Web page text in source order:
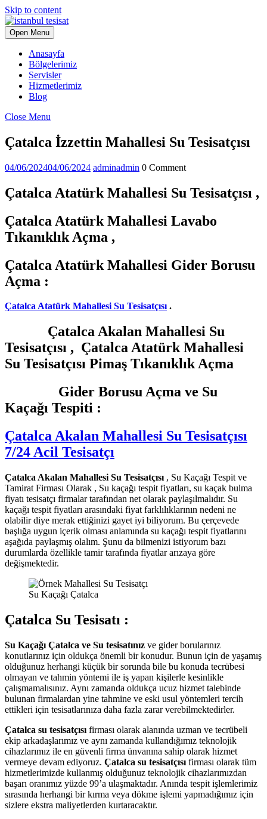
Skip to content
Open Menu
Anasayfa
Bölgelerimiz
Servisler
Hizmetlerimiz
Blog
Close Menu
Çatalca İzzettin Mahallesi Su Tesisatçısı
04/06/202404/06/2024 adminadmin 0 Comment
Çatalca Atatürk Mahallesi Su Tesisatçısı ,
Çatalca Atatürk Mahallesi Lavabo
Tıkanıklık Açma ,
Çatalca Atatürk Mahallesi Gider Borusu
Açma :
Çatalca Atatürk Mahallesi Su Tesisatçısı.
Çatalca Akalan Mahallesi Su
Tesisatçısı , Çatalca Atatürk Mahallesi
Su Tesisatçısı Pimaş Tıkanıklık Açma
Gider Borusu Açma ve Su
Kaçağı Tespiti :
Çatalca Akalan Mahallesi Su Tesisatçısı
7/24 Acil Tesisatçı
Çatalca Akalan Mahallesi Su Tesisatçısı , Su Kaçağı Tespit ve
Tamirat Firması Olarak , Su kaçağı tespit fiyatları, su kaçak bulma
fiyatı tesisatçı firmalar tarafından net olarak paylaşılmalıdır. Su
kaçağı tespit fiyatları arasındaki fiyat farklılıklarının nedeni ne
olabilir diye merak ettiğinizi gayet iyi biliyorum. Bu çerçevede
başlığa uygun içerik olması anlamında su kaçağı tespit fiyatlarını
aşağıda paylaşmış olalım. Şunu da bilmenizi istiyorum bazı
durumlarda özellikle tamir tarafında fiyatlar arızaya göre
değişmektedir.
Su Kaçağı Çatalca
Çatalca Su Tesisatı :
Su Kaçağı Çatalca ve Su tesisatınız ve gider borularınız
konutlarınız için oldukça önemli bir konudur. Bunun için de yaşamış
olduğunuz herhangi küçük bir sorunda bile bu konuda tecrübesi
olmayan ve tahmin yöntemi ile iş yapan kişilerle kesinlikle
çalışmamalısınız. Aynı zamanda oldukça ucuz hizmet talebinde
bulunan firmalardan yine tahmine ve eski usul yöntemleri tercih
ettikleri için tesisatlarınıza daha fazla zarar verebilmektedirler.
Çatalca su tesisatçısı firması olarak alanında uzman ve tecrübeli
ekip arkadaşlarımız ve aynı zamanda kullandığımız teknolojik
cihazlarımız ile en güvenli firma ünvanına sahip olarak hizmet
vermeye devam ediyoruz. Çatalca su tesisatçısı firması olarak tüm
hizmetlerimizde kullanmış olduğunuz teknolojik cihazlarımızdan
başarı oranımız yüzde 99’a ulaşmaktadır. Anında tespit işlemlerimiz
sırasında herhangi bir kırma veya dökme işlemi yapmadığımız için
sizlere ekstra maliyetlerden kurtaracaktır.